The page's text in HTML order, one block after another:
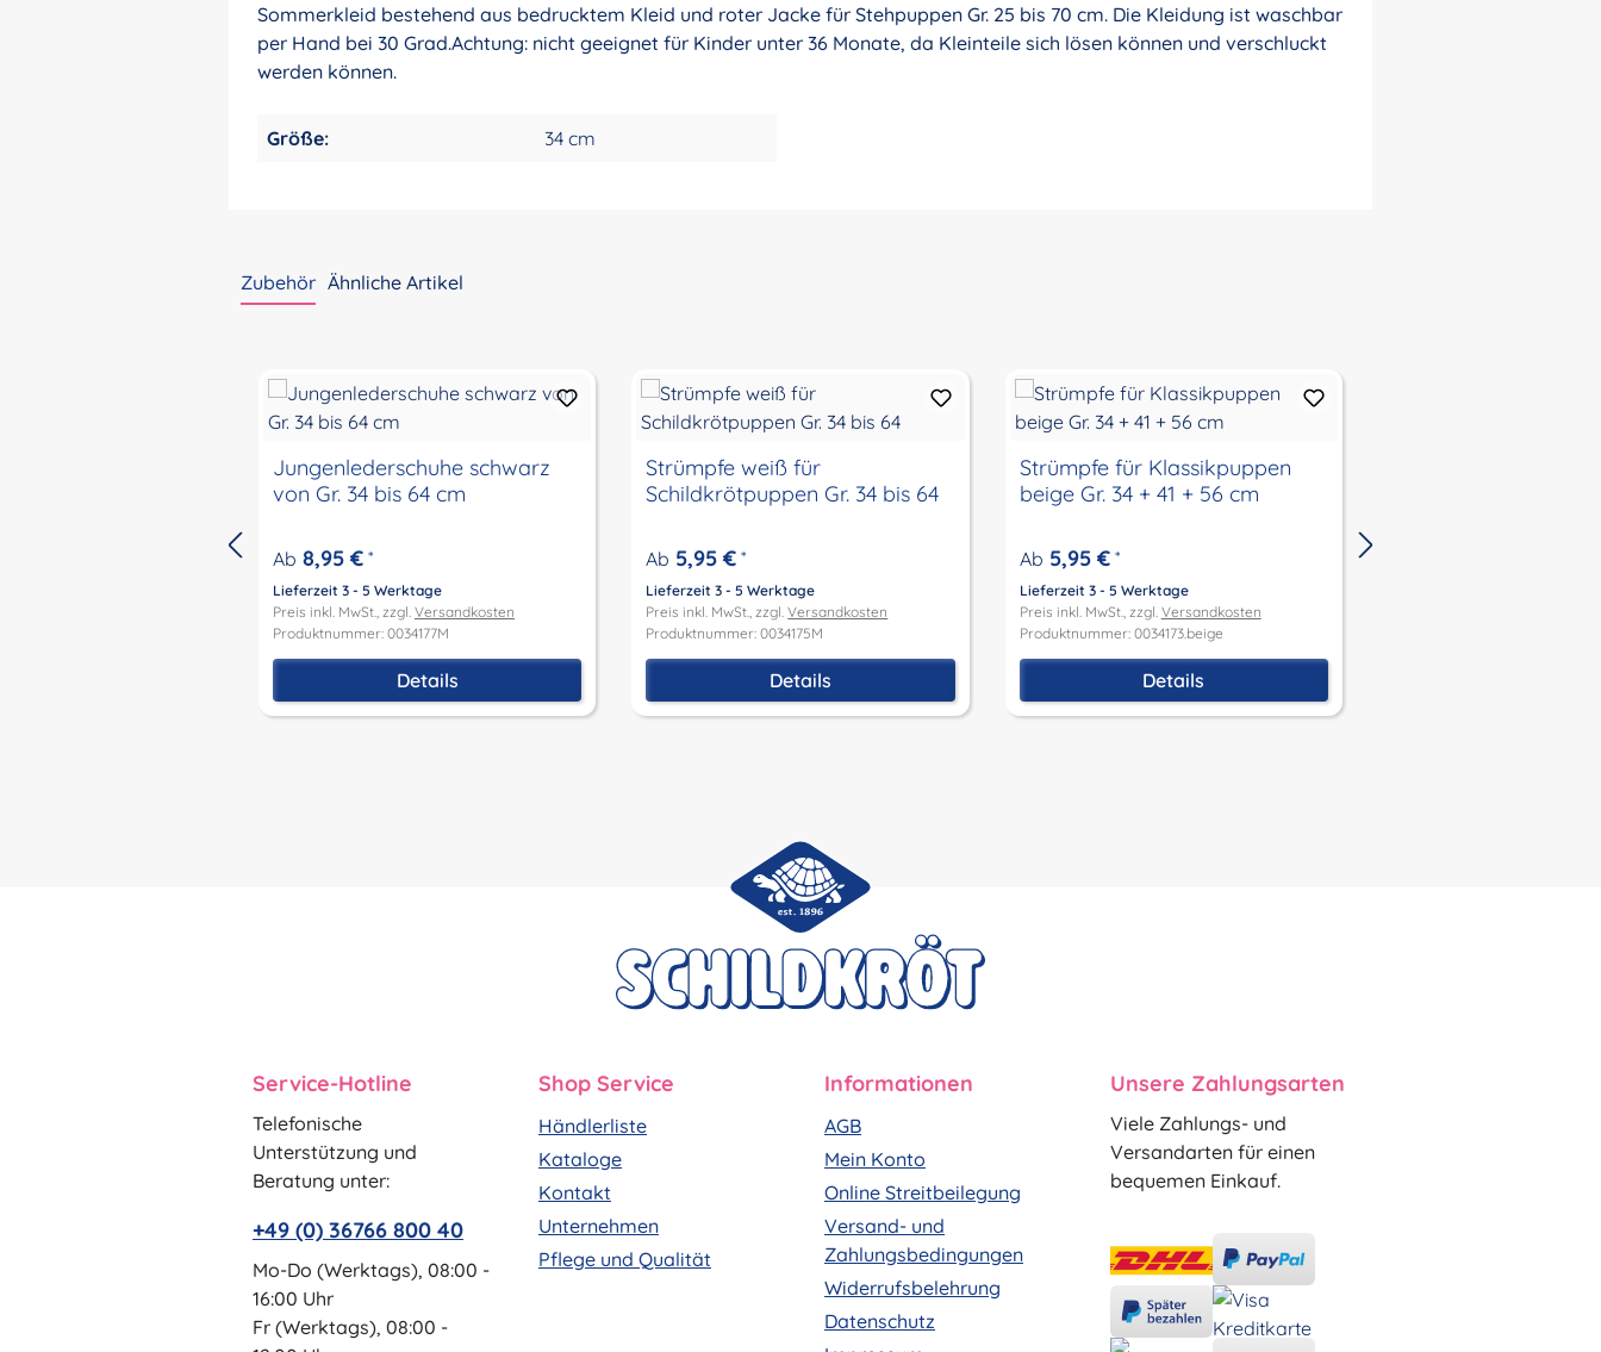
Sommerkleid bestehend aus bedrucktem Kleid und roter Jacke für Stehpuppen Gr. 25 bis 70 cm. Die Kleidung ist waschbar
per Hand bei 30 Grad.Achtung: nicht geeignet für Kinder unter 36 Monate, da Kleinteile sich lösen können und verschluckt
werden können.
Größe: 34 cm
Zubehör Ähnliche Artikel
Jungenlederschuhe schwarz
von Gr. 34 bis 64 cm
Ab 8,95 € *
Lieferzeit 3 - 5 Werktage
Preis inkl. MwSt., zzgl. Versandkosten
Produktnummer: 0034177M
Details
Strümpfe weiß für
Schildkrötpuppen Gr. 34 bis 64
Ab 5,95 € *
Lieferzeit 3 - 5 Werktage
Preis inkl. MwSt., zzgl.Versandkosten
Produktnummer: 0034175M
Details
Strümpfe für Klassikpuppen
beige Gr. 34 + 41 + 56 cm
Ab 5,95 €*
Lieferzeit 3 - 5 Werktage
Preis inkl. MwSt., zzgl. Versandkosten
Produktnummer: 0034173.beige
Details
Service-Hotline
Telefonische
Unterstützung und
Beratung unter:
+49 (0) 36766 800 40
Mo-Do (Werktags), 08:00 -
16:00 Uhr
Fr (Werktags), 08:00 -
Shop Service
Händlerliste
Kataloge
Kontakt
Unternehmen
Pflege und Qualität
Informationen
AGB
Mein Konto
Online Streitbeilegung
Versand- und
Zahlungsbedingungen
Widerrufsbelehrung
Datenschutz
Unsere Zahlungsarten
Viele Zahlungs- und
Versandarten für einen
bequemen Einkauf.